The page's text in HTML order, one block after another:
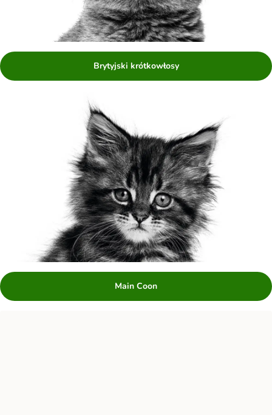
Brytyjski krótkowłosy
Main Coon